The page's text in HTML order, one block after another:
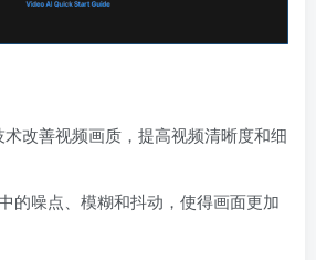
改善视频画质，提高视频清晰度和细
的噪点、模糊和抖动，使得画面更加